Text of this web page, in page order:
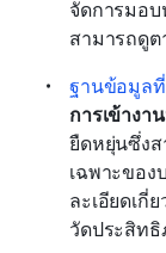
จัดการมอ
สามารถดูต
ฐานข้อมูล
การเข้างา
ยืดหยุ่นซึ่งส
เฉพาะของ
ละเอียดเกี่
วัดประสิทธิ